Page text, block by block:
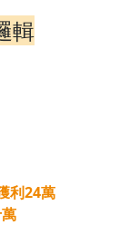
輯
利24萬